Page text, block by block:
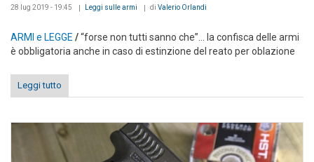
28 lug 2019 - 19:45 Leggi sulle armi di Valerio Orlandi
ARMI e LEGGE /“forse non tutti sanno che”... la confisca delle armi
è obbligatoria anche in caso di estinzione del reato per oblazione
Leggi tutto